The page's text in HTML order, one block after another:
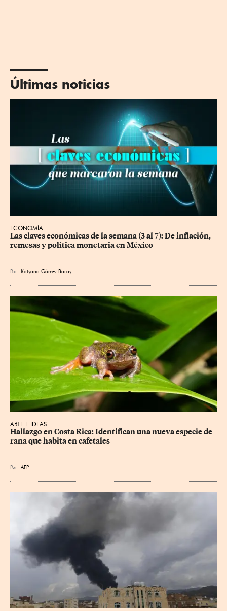
Últimas noticias
ECONOMÍA
Las claves económicas de la semana (3 al 7): De inflación,
remesas y política monetaria en México
Por Katyana Gómez Baray
ARTE E IDEAS
Hallazgo en Costa Rica: Identifican una nueva especie de
rana que habita en cafetales
Por AFP